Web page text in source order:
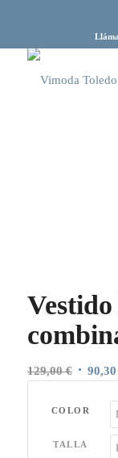
129,00€ El
original
129,00
90,30
COLOR
TALLA